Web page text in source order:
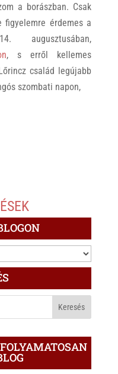
a borászban. Csak
érdemes a
augusztusában,
, s erről kellemes
család legújabb
szombati napon,